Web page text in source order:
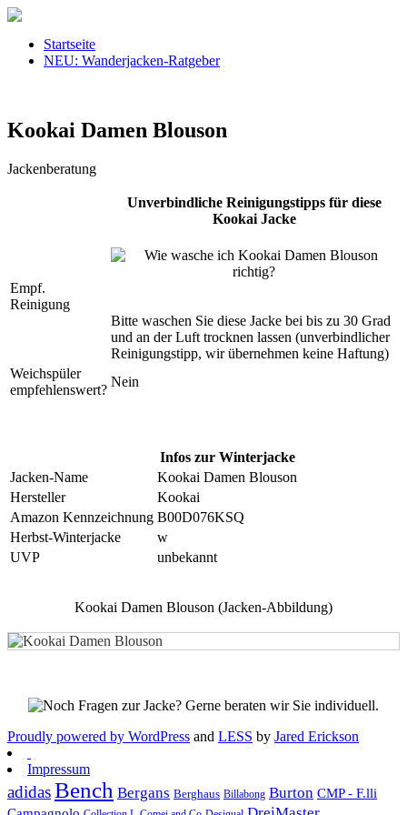
Startseite
NEU: Wanderjacken-Ratgeber
Kookai Damen Blouson
Jackenberatung
Unverbindliche Reinigungstipps für diese
Kookai Jacke
Empf.
Reinigung
Bitte waschen Sie diese Jacke bei bis zu 30 Grad
und an der Luft trocknen lassen (unverbindlicher
Reinigungstipp, wir übernehmen keine Haftung)
Weichspüler
empfehlenswert?
Nein
Infos zur Winterjacke
Jacken-Name
Kookai Damen Blouson
Hersteller
Kookai
Amazon Kennzeichnung B00D076KSQ
Herbst-Winterjacke
w
UVP
unbekannt
Kookai Damen Blouson (Jacken-Abbildung)
Proudly powered by WordPress and LESS by Jared Erickson
Impressum
adidasBench Bergans Berghaus Billabong Burton CMP - F.lli